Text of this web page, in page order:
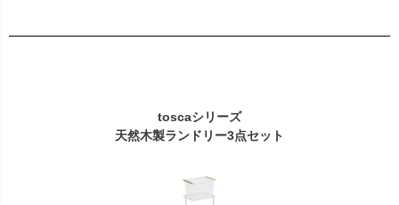
toscaシリーズ
天然木製ランドリー3点セット